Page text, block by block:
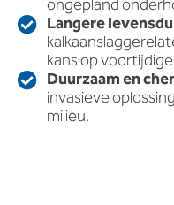
ongepland
Langere
kans op
Duurzaam en
invasieve
milieu.